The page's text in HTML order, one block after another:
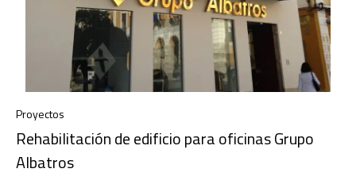
Proyectos
Rehabilitación de edificio para oficinas Grupo
Albatros